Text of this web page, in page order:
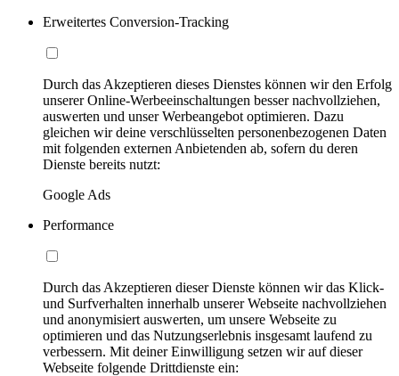
Erweitertes Conversion-Tracking
Durch das Akzeptieren dieses Dienstes können wir den Erfolg
unserer Online-Werbeeinschaltungen besser nachvollziehen,
auswerten und unser Werbeangebot optimieren. Dazu
gleichen wir deine verschlüsselten personenbezogenen Daten
mit folgenden externen Anbietenden ab, sofern du deren
Dienste bereits nutzt:
Google Ads
Performance
Durch das Akzeptieren dieser Dienste können wir das Klick-
und Surfverhalten innerhalb unserer Webseite nachvollziehen
und anonymisiert auswerten, um unsere Webseite zu
optimieren und das Nutzungserlebnis insgesamt laufend zu
verbessern. Mit deiner Einwilligung setzen wir auf dieser
Webseite folgende Drittdienste ein: